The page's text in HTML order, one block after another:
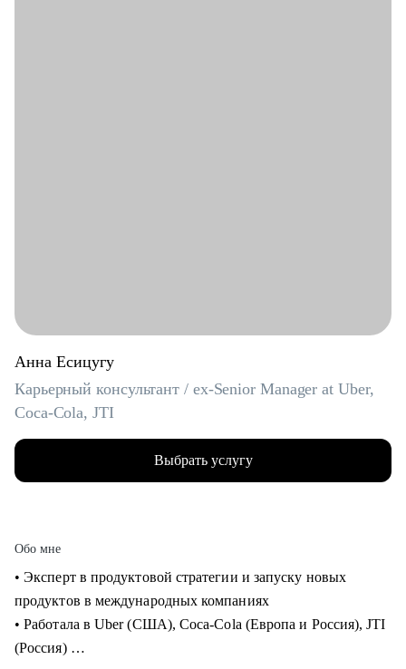
Анна Есицугу
Карьерный консультант / ex-Senior Manager at Uber,
Coca-Cola, JTI
Выбрать услугу
Обо мне
• Эксперт в продуктовой стратегии и запуску новых
продуктов в международных компаниях
• Работала в Uber (США), Coca-Cola (Европа и Россия), JTI
(Россия)